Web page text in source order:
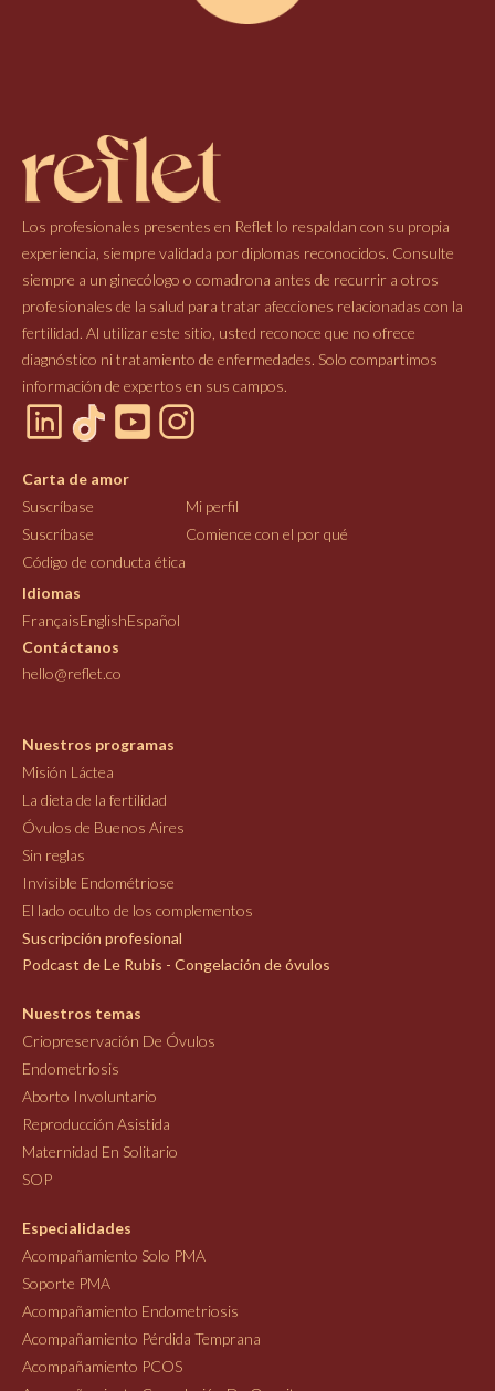
Los profesionales presentes en Reflet lo respaldan con su propia
experiencia, siempre validada por diplomas reconocidos. Consulte
siempre a un ginecólogo o comadrona antes de recurrir a otros
profesionales de la salud para tratar afecciones relacionadas con la
fertilidad. Al utilizar este sitio, usted reconoce que no ofrece
diagnóstico ni tratamiento de enfermedades. Solo compartimos
información de expertos en sus campos.
Carta de amor
Suscríbase
Mi perfil
Suscríbase
Comience con el por qué
Código de conducta ética
Idiomas
FrançaisEnglishEspañol
Contáctanos
hello@reflet.co
Nuestros programas
Misión Láctea
La dieta de la fertilidad
Óvulos de Buenos Aires
Sin reglas
Invisible Endométriose
El lado oculto de los complementos
Suscripción profesional
Podcast de Le Rubis - Congelación de óvulos
Nuestros temas
Criopreservación De Óvulos
Endometriosis
Aborto Involuntario
Reproducción Asistida
Maternidad En Solitario
SOP
Especialidades
Acompañamiento Solo PMA
Soporte PMA
Acompañamiento Endometriosis
Acompañamiento Pérdida Temprana
Acompañamiento PCOS